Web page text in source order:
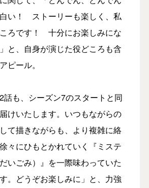
い！ ストーリーも楽しく、私
ろです！ 十分にお楽しみにな
と、自身が演じた役どころも含
ピール。
も、シーズン7のスタートと同
けいたします。いつもながらの
て描きながらも、より複雑に絡
々にひもとかれていく『ミステ
いごみ）』を一際味わっていた
。どうぞお楽しみに」と、力強